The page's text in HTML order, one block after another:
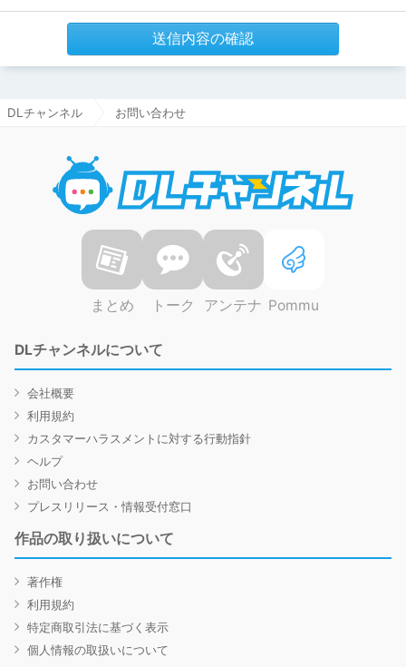
送信内容の確認
DLチャンネル お問い合わせ
まとめ トーク アンテナ Pommu
DLチャンネルについて
会社概要
利用規約
カスタマーハラスメントに対する行動指針
ヘルプ
お問い合わせ
プレスリリース・情報受付窓口
作品の取り扱いについて
著作権
利用規約
特定商取引法に基づく表示
個人情報の取扱いについて